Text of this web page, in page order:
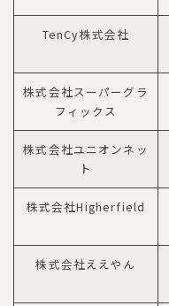
TenCy株式会社
株式会社スーパーグラ
フィックス
株式会社ユニオンネッ
ト
株式会社Higherfield
株式会社ええやん